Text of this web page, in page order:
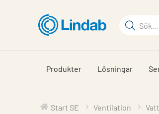
huvudinnehållet
Sökord
på
sajten
Produkter Lösningar
Start SE Ventilation